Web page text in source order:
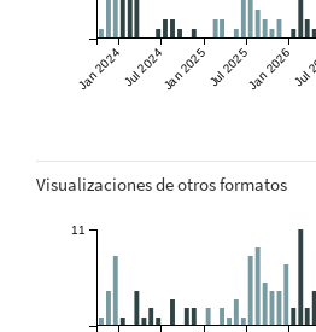
Jan 2024Jul 2024Jan 2025Jul 2025Jan 2026Jul
Visualizaciones de otros formatos
11